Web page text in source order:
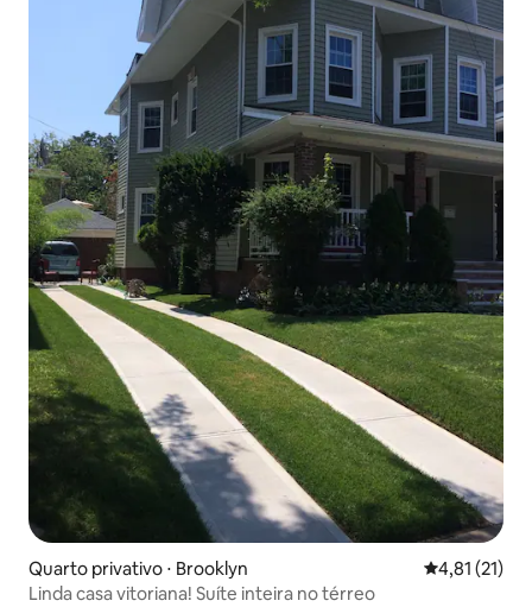
Quarto privativo ⋅ Brooklyn 4,81 de uma
4,81 (21)
Linda casa vitoriana! Suíte inteira no térreo